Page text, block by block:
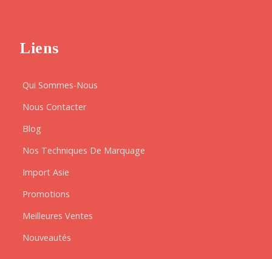
Liens
Qui Sommes-Nous
Nous Contacter
Blog
Nos Techniques De Marquage
Import Asie
Promotions
Meilleures Ventes
Nouveautés